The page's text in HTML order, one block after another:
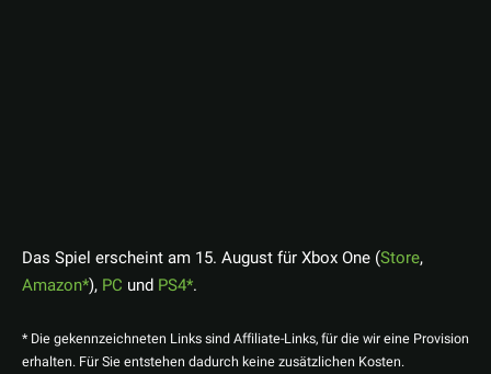
Das Spiel erscheint am 15. August für Xbox One (Store,
Amazon ), PC und PS4 .
* Die gekennzeichneten Links sind Affiliate-Links, für die wir eine Provision
erhalten. Für Sie entstehen dadurch keine zusätzlichen Kosten.